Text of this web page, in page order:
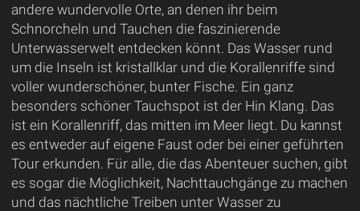
andere wundervolle Orte, an denen ihr beim
Schnorcheln und Tauchen die faszinierende
Unterwasserwelt entdecken könnt. Das Wasser rund
um die Inseln ist kristallklar und die Korallenriffe sind
voller wunderschöner, bunter Fische. Ein ganz
besonders schöner Tauchspot ist der Hin Klang. Das
ist ein Korallenriff, das mitten im Meer liegt. Du kannst
es entweder auf eigene Faust oder bei einer geführten
Tour erkunden. Für alle, die das Abenteuer suchen, gibt
es sogar die Möglichkeit, Nachttauchgänge zu machen
und das nächtliche Treiben unter Wasser zu